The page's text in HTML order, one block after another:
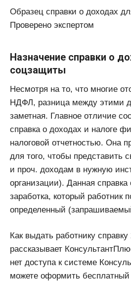
Образец справки о доходах
Проверено экспертом
Назначение справки о
соцзащиты
Несмотря на то, что многие
НДФЛ, разница между этими
заметная. Главное отличие
справка о доходах и налоге
налоговой отчетностью. Она
для того, чтобы представить
и проч. доходам в нужную
организации). Данная
заработка, который работник
определенный
Как выдать работнику
рассказывает
нет доступа к системе
можете оформить